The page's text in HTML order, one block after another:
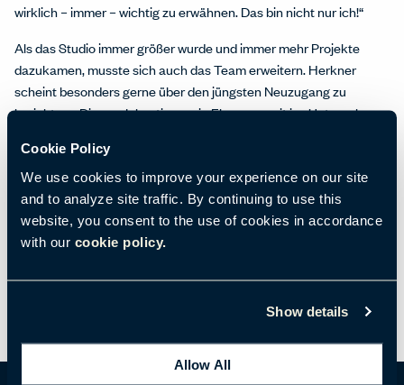
Cookie Policy
We use cookies to improve your experience on our site
and to analyze site traffic. By continuing to use this
website, you consent to the use of cookies in accordance
with our cookie policy.
Show details
Allow All
wirklich – immer – wichtig zu erwähnen. Das bin nicht nur ich!“
Als das Studio immer größer wurde und immer mehr Projekte
dazukamen, musste sich auch das Team erweitern. Herkner
scheint besonders gerne über den jüngsten Neuzugang zu
berichten. „Dieses Jahr stieg mein Ehemann mit ins Unternehmen
Familienunternehmen.“
Herkner und sein Team versuchen immer langfristige
Partnerschaften einzugehen. „Es geht um eine Beziehung … Wir
wollen nicht nur für ein Produkt zusammenarbeiten, sondern
zusammen wachsen, gestalten, zum Portfolio des Unternehmens
gehören.“